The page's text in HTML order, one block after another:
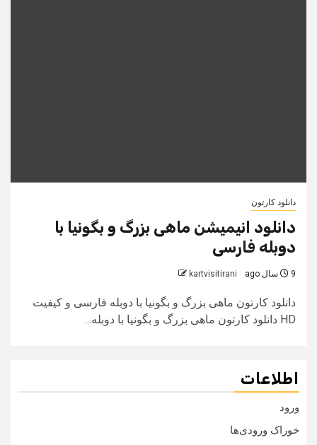
دانلود کارتون
دانلود انیمیشن ماهی بزرگ و بگونیا با
دوبله فارسی
9 سال ago kartvisitirani
دانلود کارتون ماهی بزرگ و بگونیا با دوبله فارسی و کیفیت
HD دانلود کارتون ماهی بزرگ و بگونیا با دوبله...
اطلاعات
ورود
خوراک ورودی‌ها